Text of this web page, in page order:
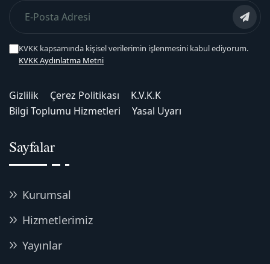
KVKK kapsamında kişisel verilerimin işlenmesini kabul ediyorum.
KVKK Aydınlatma Metni
Gizlilik Çerez Politikası
K.V.K.K
Bilgi Toplumu Hizmetleri
Yasal Uyarı
Sayfalar
Kurumsal
Hizmetlerimiz
Yayınlar